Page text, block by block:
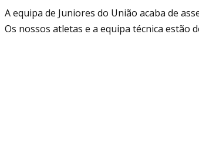
A equipa de Juniores do União acaba de
Os nossos atletas e a equipa técnica estão